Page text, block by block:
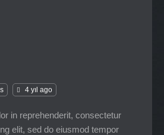
4 yıl ago
in reprehenderit, consectetur
elit, sed do eiusmod tempor